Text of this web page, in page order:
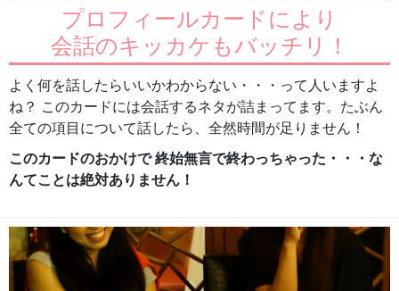
プロフィールカードにより
会話のキッカケもバッチリ！
よく何を話したらいいかわからない・・・って人いますよ
ね？ このカードには会話するネタが詰まってます。たぶん
全ての項目について話したら、全然時間が足りません！
このカードのおかけで 終始無言で終わっちゃった・・・な
んてことは絶対ありません！